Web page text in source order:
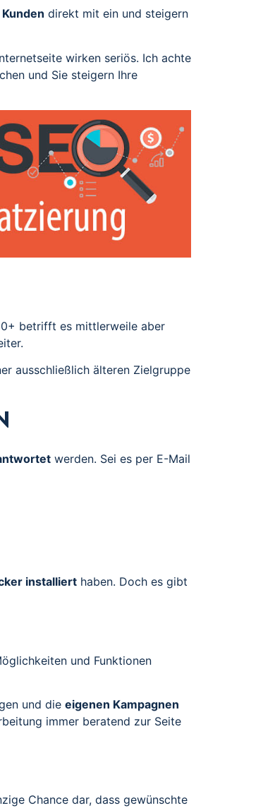
direkt mit ein und steigern
wirken seriös. Ich achte
und Sie steigern Ihre
betrifft es mittlerweile aber
ausschließlich älteren Zielgruppe
werden. Sei es per E-Mail
installiert haben. Doch es gibt
und Funktionen
und die eigenen Kampagnen
immer beratend zur Seite
Chance dar, dass gewünschte